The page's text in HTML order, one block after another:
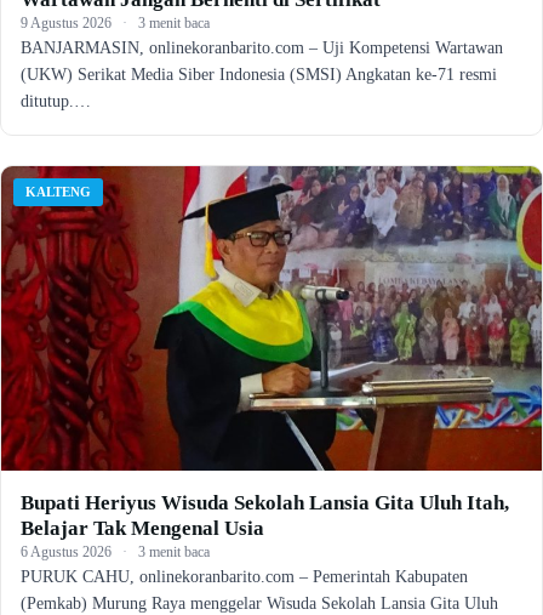
9 Agustus 2026 · 3 menit baca
BANJARMASIN, onlinekoranbarito.com – Uji Kompetensi Wartawan
(UKW) Serikat Media Siber Indonesia (SMSI) Angkatan ke-71 resmi
ditutup.…
KALTENG
Bupati Heriyus Wisuda Sekolah Lansia Gita Uluh Itah,
Belajar Tak Mengenal Usia
6 Agustus 2026 · 3 menit baca
PURUK CAHU, onlinekoranbarito.com – Pemerintah Kabupaten
(Pemkab) Murung Raya menggelar Wisuda Sekolah Lansia Gita Uluh